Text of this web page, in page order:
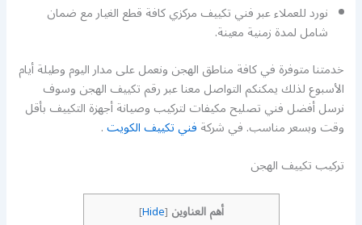
نورد للعملاء عبر فني تكييف مركزي كافة قطع الغيار مع ضمان
شامل لمدة زمنية معينة.
خدمتنا متوفرة في كافة مناطق الهجن ونعمل على مدار اليوم وطيلة أيام
الأسبوع لذلك يمكنكم التواصل معنا عبر رقم تكييف الهجن وسوف
نرسل أفضل فني تصليح مكيفات لتركيب وصيانة أجهزة التكييف بأقل
وقت وبسعر مناسب. في شركةفني تكييف الكويت.
تركيب تكييف الهجن
أهم العناوين [
Hide
]